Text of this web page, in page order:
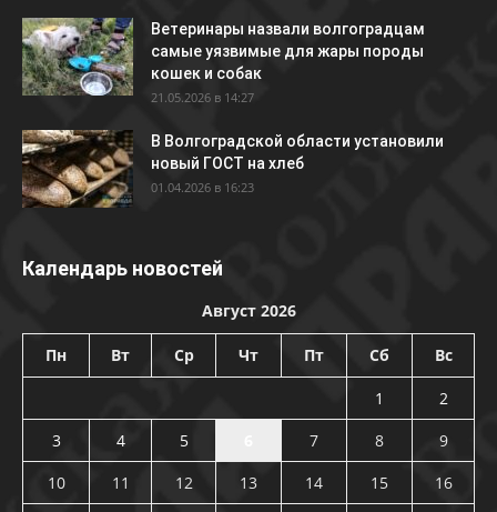
Ветеринары назвали волгоградцам
самые уязвимые для жары породы
кошек и собак
21.05.2026 в 14:27
В Волгоградской области установили
новый ГОСТ на хлеб
01.04.2026 в 16:23
Календарь новостей
Август 2026
Пн Вт Ср Чт Пт Сб Вс
1
2
3
4 5 7 8
9
10
11 12 13 14 15
16